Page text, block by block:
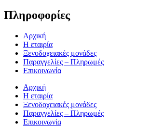
Πληροφορίες
Αρχική
Η εταιρία
Ξενοδοχειακές μονάδες
Παραγγελίες – Πληρωμές
Επικοινωνία
Αρχική
Η εταιρία
Ξενοδοχειακές μονάδες
Παραγγελίες – Πληρωμές
Επικοινωνία